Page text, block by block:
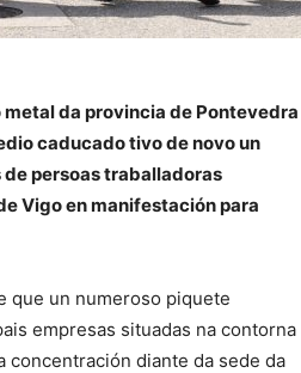
da provincia de Pontevedra
caducado tivo de novo un
persoas traballadoras
Vigo en manifestación para
que un numeroso piquete
empresas situadas na contorna
concentración diante da sede da